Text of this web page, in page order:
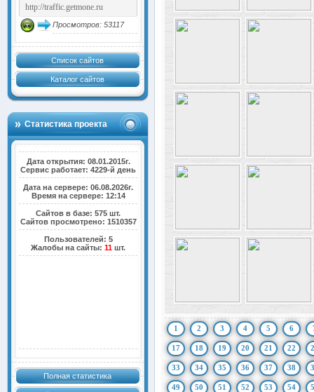
Просмотров: 53117
Список сайтов
Каталог сайтов
Статистика проекта
Дата открытия: 08.01.2015г.
Сервис работает: 4229-й день
Дата на сервере: 06.08.2026г.
Время на сервере: 12:14
Сайтов в базе: 575 шт.
Сайтов просмотрено: 1510357
Пользователей: 5
Жалобы на сайты:11 шт.
Полная статистика
1 2 3 4 5 6
17 18 19 20 21 22
33 34 35 36 37 38
49 50 51 52 53 54